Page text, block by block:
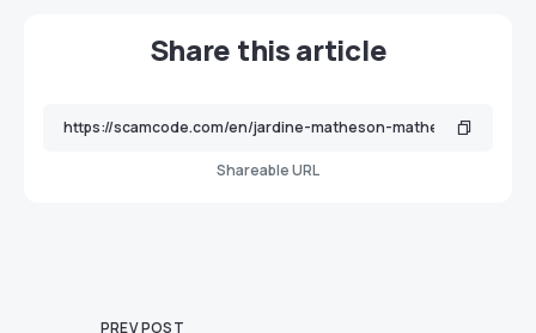
Share this article
Shareable URL
PREV POST